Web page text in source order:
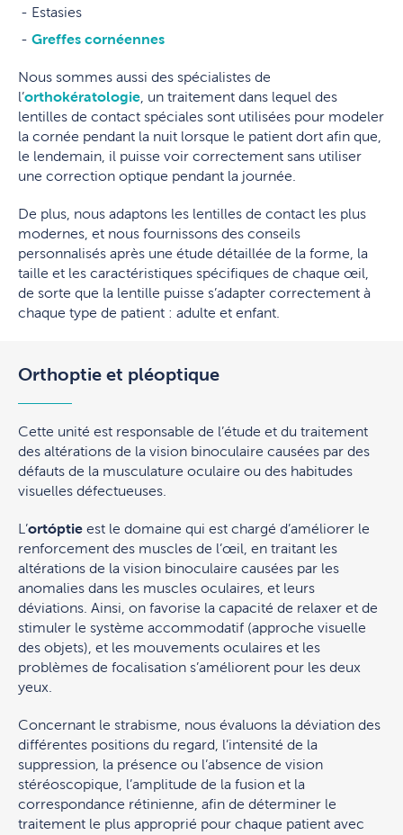
Estasies
Greffes cornéennes
Nous sommes aussi des spécialistes de
l’orthokératologie , un traitement dans lequel des
lentilles de contact spéciales sont utilisées pour modeler
la cornée pendant la nuit lorsque le patient dort afin que,
le lendemain, il puisse voir correctement sans utiliser
une correction optique pendant la journée.
De plus, nous adaptons les lentilles de contact les plus
modernes, et nous fournissons des conseils
personnalisés après une étude détaillée de la forme, la
taille et les caractéristiques spécifiques de chaque œil,
de sorte que la lentille puisse s’adapter correctement à
chaque type de patient : adulte et enfant.
Orthoptie et pléoptique
Cette unité est responsable de l’étude et du traitement
des altérations de la vision binoculaire causées par des
défauts de la musculature oculaire ou des habitudes
visuelles défectueuses.
L’ortóptie est le domaine qui est chargé d’améliorer le
renforcement des muscles de l’œil, en traitant les
altérations de la vision binoculaire causées par les
anomalies dans les muscles oculaires, et leurs
déviations. Ainsi, on favorise la capacité de relaxer et de
stimuler le système accommodatif (approche visuelle
des objets), et les mouvements oculaires et les
problèmes de focalisation s’améliorent pour les deux
yeux.
Concernant le strabisme, nous évaluons la déviation des
différentes positions du regard, l’intensité de la
suppression, la présence ou l’absence de vision
stéréoscopique, l’amplitude de la fusion et la
correspondance rétinienne, afin de déterminer le
traitement le plus approprié pour chaque patient avec